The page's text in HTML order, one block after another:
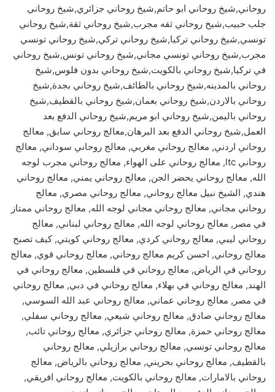
روحاني,شيخ روحاني ابو حاتم,شيخ روحاني جزائري,شيخ روحاني
جلب حبيب,شيخ روحاني ثقه مجرب,شيخ روحاني ثقة,شيخ روحاني
تونسي,شيخ روحاني تركيا,شيخ روحاني تركي,شيخ روحاني تونسي
مجرب,شيخ روحاني تونسي مجاني,شيخ روحاني تونس,شيخ روحاني
في تركيا,شيخ روحاني بالكويت,شيخ روحاني بدون فلوس,شيخ
روحاني بالمدينه,شيخ روحاني بالطائف,شيخ روحاني بجدة,شيخ
روحاني بالاردن,شيخ روحاني بعمان,شيخ روحاني بالقطيف,شيخ
روحاني باليمن,شيخ روحاني ابو مريم,شيخ روحاني الدفع بعد
العمل,شيخ روحاني الدفع بعد البرهان,معالج روحاني سابق, معالج
روحاني اردني, معالج روحاني مغربي, معالج روحاني سوداني, معالج
روحاني ltc, معالج روحاني على الهواء, معالج روحاني مجرب لوجه
الله, معالج روحاني يحضر الجن, معالج روحاني يمني, معالج روحاني
هندي, الشيخ نبيل معالج روحاني, معالج روحاني مصري, معالج
روحاني مجاني, معالج روحاني مجاني لوجه الله, معالج روحاني ممتاز
في مصر, معالج روحاني لوجه الله, معالج روحاني لبناني, معالج
روحاني ليبي, معالج روحاني كردي, معالج روحاني كويتي, كيف تصبح
معالج روحاني, احسن كريم معالج روحاني, معالج روحاني قوي, معالج
روحاني في الرياض, معالج روحاني في فلسطين, معالج روحاني في
الهند, معالج روحاني في بهلاء, معالج روحاني في دبي, معالج روحاني
في مصر, معالج روحاني عماني, معالج روحاني عبد الله السوسي,
معالج روحاني صادق, معالج روحاني شيعي, معالج روحاني سفلي,
معالج روحاني حمزة, معالج روحاني جزائري, معالج روحاني تائب,
معالج روحاني تونسي, معالج روحاني برازيلي, معالج روحاني
بالقطيف, معالج روحاني بحريني, معالج روحاني بالرياض, معالج
روحاني بالامارات, معالج روحاني بالكويت, معالج روحاني افريقي,